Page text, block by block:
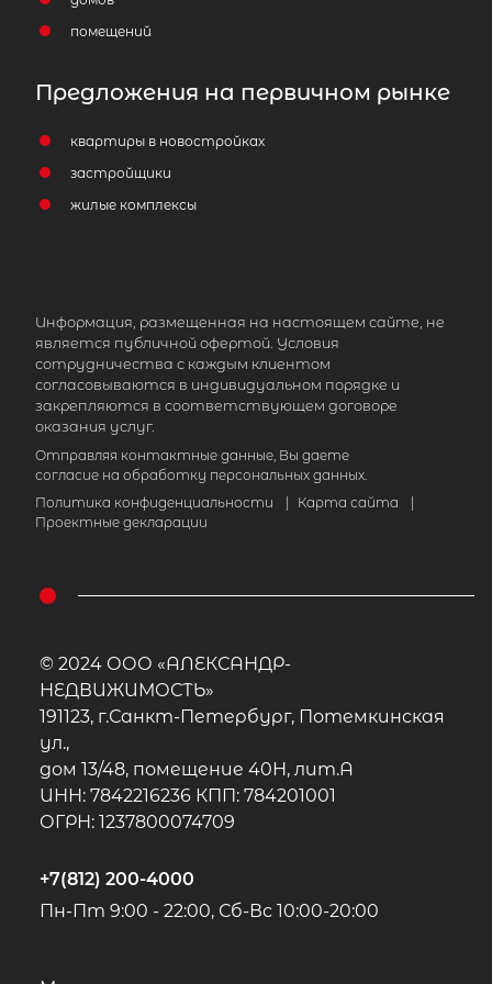
1-комнатная квартира площадью
Санкт-Петербург, Парашютная
54
9 999 999
Жилая площадь
помещений
Предложения на первичном рынке
квартиры в новостройках
застройщики
жилые комплексы
Информация, размещенная на настоящем сайте, не
является публичной офертой. Условия
сотрудничества с каждым клиентом
согласовываются в индивидуальном порядке и
закрепляются в соответствующем договоре
оказания услуг.
Отправляя контактные данные, Вы даете
согласие на обработку персональных данных.
Политика конфиденциальности
Карта сайта
Проектные декларации
© 2024 ООО «АЛЕКСАНДР-
НЕДВИЖИМОСТЬ»
191123, г.Санкт-Петербург, Потемкинская
ул.,
дом 13/48, помещение 40Н, лит.А
ИНН: 7842216236 КПП: 784201001
ОГРН: 1237800074709
+7(812) 200-4000
Пн-Пт 9:00 - 22:00, Сб-Вс 10:00-20:00